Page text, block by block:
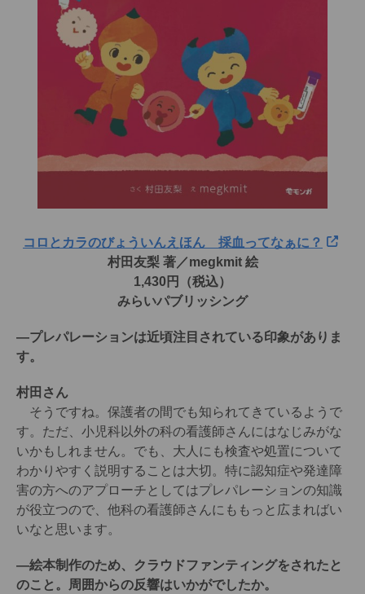
コロとカラのびょういんえほん 採血ってなぁに？
村田友梨 著／megkmit 絵
1,430円（税込）
みらいパブリッシング
―プレパレーションは近頃注目されている印象がありま
す。
村田さん
そうですね。保護者の間でも知られてきているようで
す。ただ、小児科以外の科の看護師さんにはなじみがな
いかもしれません。でも、大人にも検査や処置について
わかりやすく説明することは大切。特に認知症や発達障
害の方へのアプローチとしてはプレパレーションの知識
が役立つので、他科の看護師さんにももっと広まればい
いなと思います。
―絵本制作のため、クラウドファンティングをされたと
のこと。周囲からの反響はいかがでしたか。